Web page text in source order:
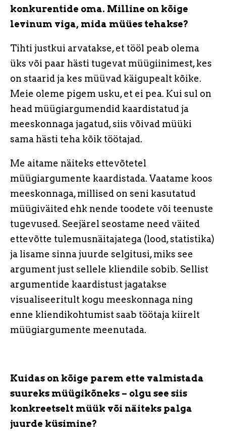
konkurentide oma. Milline on kõige
levinum viga, mida müües tehakse?
Tihti justkui arvatakse, et tööl peab olema
üks või paar hästi tugevat müügiinimest, kes
on staarid ja kes müüvad käigupealt kõike.
Meie oleme pigem usku, et ei pea. Kui sul on
head müügiargumendid kaardistatud ja
meeskonnaga jagatud, siis võivad müüki
sama hästi teha kõik töötajad.
Me aitame näiteks ettevõtetel
müügiargumente kaardistada. Vaatame koos
meeskonnaga, millised on seni kasutatud
müügiväited ehk nende toodete või teenuste
tugevused. Seejärel seostame need väited
ettevõtte tulemusnäitajatega (lood, statistika)
ja lisame sinna juurde selgitusi, miks see
argument just sellele kliendile sobib. Sellist
argumentide kaardistust jagatakse
visualiseeritult kogu meeskonnaga ning
enne kliendikohtumist saab töötaja kiirelt
müügiargumente meenutada.
Kuidas on kõige parem ette valmistada
suureks müügikõneks – olgu see siis
konkreetselt müük või näiteks palga
juurde küsimine?